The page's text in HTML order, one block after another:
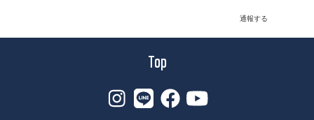
通報する
Top